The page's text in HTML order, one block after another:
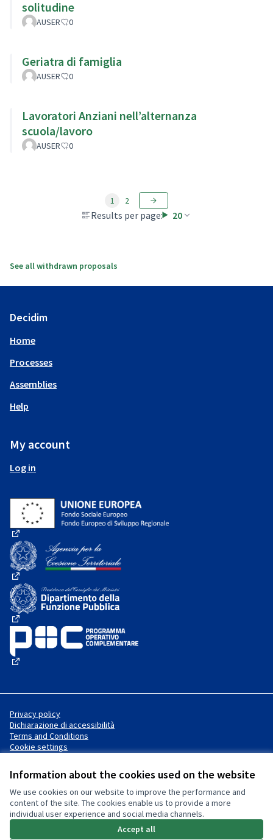
Information about the cookies used on the website
We use cookies on our website to improve the performance and
content of the site. The cookies enable us to provide a more
individual user experience and social media channels.
Accept all
solitudine
AUSER 0
Geriatra di famiglia
AUSER 0
Lavoratori Anziani nell’alternanza
scuola/lavoro
AUSER 0
Results per page: 20
1 2
See all withdrawn proposals
Decidim
Home
Processes
Assemblies
Help
My account
Log in
(External link)
(External link)
(External link)
Privacy policy
Dichiarazione di accessibilità
Terms and Conditions
Cookie settings
Creative Commons License
(External link)Website made withfree software
(External link)
.